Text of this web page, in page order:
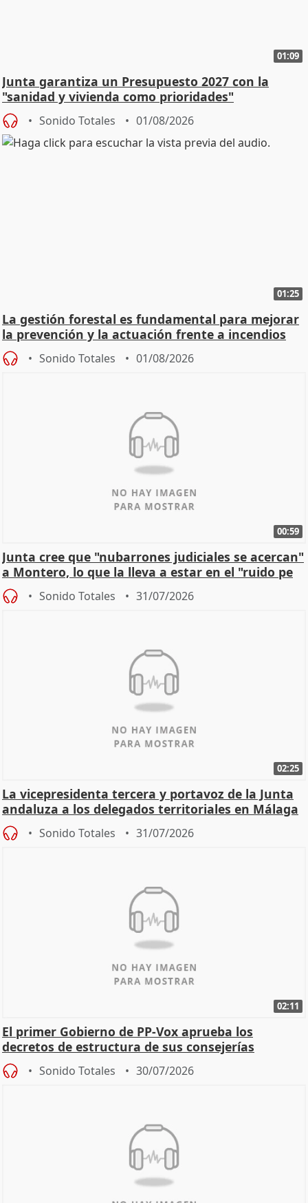
01:09
Junta garantiza un Presupuesto 2027 con la
"sanidad y vivienda como prioridades"
Sonido Totales 01/08/2026
01:25
La gestión forestal es fundamental para mejorar
la prevención y la actuación frente a incendios
Sonido Totales 01/08/2026
00:59
Junta cree que "nubarrones judiciales se acercan"
a Montero, lo que la lleva a estar en el "ruido pe
Sonido Totales 31/07/2026
02:25
La vicepresidenta tercera y portavoz de la Junta
andaluza a los delegados territoriales en Málaga
Sonido Totales 31/07/2026
02:11
El primer Gobierno de PP-Vox aprueba los
decretos de estructura de sus consejerías
Sonido Totales 30/07/2026